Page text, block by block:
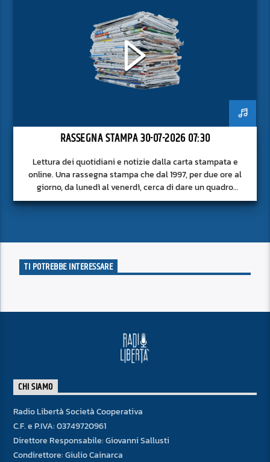
RASSEGNA STAMPA 30-07-2026 07:30
Lettura dei quotidiani e notizie dalla carta stampata e
online. Una rassegna stampa che dal 1997, per due ore al
giorno, da lunedì al venerdì, cerca di dare un quadro
approfondito delle notizie del giorno, senza fermarsi alla
TI POTREBBE INTERESSARE
CHI SIAMO
Radio Libertà Società Cooperativa
C.F. e P.IVA: 03749720961
Direttore Responsabile: Giovanni Sallusti
Condirettore: Giulio Cainarca